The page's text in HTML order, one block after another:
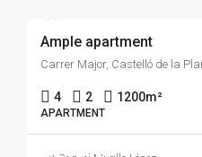
Ample apartment
4 2 1200m²
APARTMENT